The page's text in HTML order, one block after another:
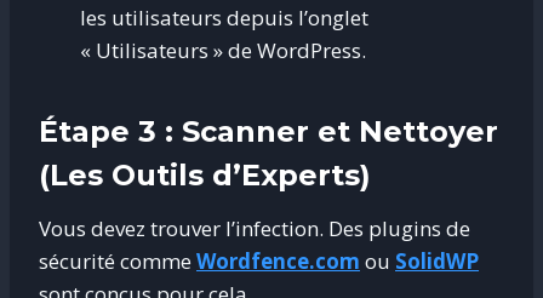
les utilisateurs depuis l’onglet
« Utilisateurs » de WordPress.
Étape 3 : Scanner et Nettoyer
(Les Outils d’Experts)
Vous devez trouver l’infection. Des plugins de
sécurité commeWordfence.com ou SolidWP